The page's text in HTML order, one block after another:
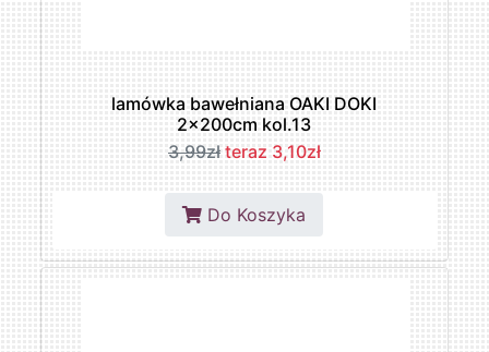
lamówka bawełniana OAKI DOKI
2x200cm kol.13
3,99zł teraz 3,10zł
Do Koszyka